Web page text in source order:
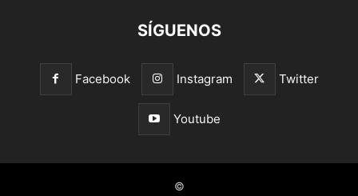
SÍGUENOS
Facebook Instagram Twitter
Youtube
©